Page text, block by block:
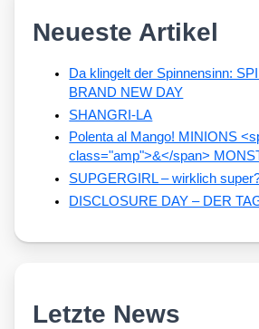
Neueste Artikel
Da klingelt der Spinnensinn:
BRAND NEW DAY
SHANGRI-LA
Polenta al Mango! MINIONS
class="amp">&</span>
SUPGERGIRL – wirklich
DISCLOSURE DAY – DER
Letzte News